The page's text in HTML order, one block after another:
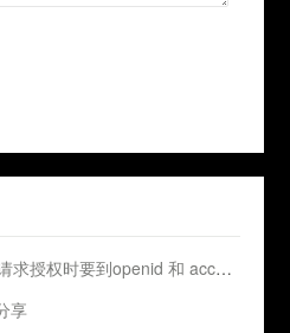
权时要到openid 和 access_token
享